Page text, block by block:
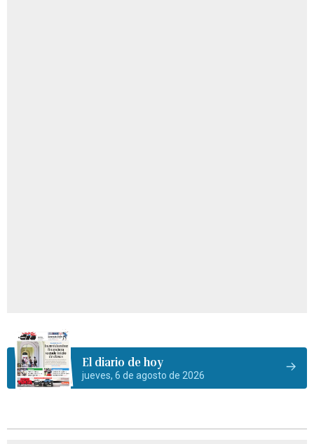
El diario de hoy
jueves, 6 de agosto de 2026